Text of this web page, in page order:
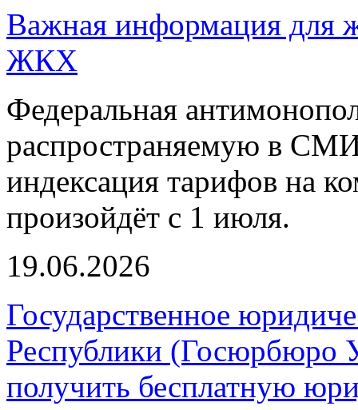
Важная информация для
ЖКХ
Федеральная
распространяемую в
индексация тарифов на
произойдёт с 1 июля.
19.06.2026
Государственное
Республики (Госюрбюро
получить бесплатную